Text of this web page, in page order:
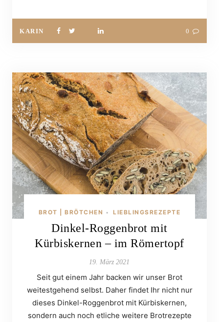
KARIN 0
BROT | BRÖTCHEN • LIEBLINGSREZEPTE
Dinkel-Roggenbrot mit
Kürbiskernen – im Römertopf
19. März 2021
Seit gut einem Jahr backen wir unser Brot
weitestgehend selbst. Daher findet Ihr nicht nur
dieses Dinkel-Roggenbrot mit Kürbiskernen,
sondern auch noch etliche weitere Brotrezepte